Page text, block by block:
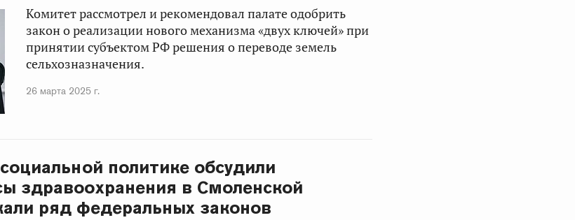
Комитет рассмотрел и рекомендовал палате одобрить
закон о реализации нового механизма «двух ключей» при
принятии субъектом РФ решения о переводе земель
сельхозназначения.
26 марта 2025 г.
политике обсудили
здравоохранения в Смоленской
ряд федеральных законов